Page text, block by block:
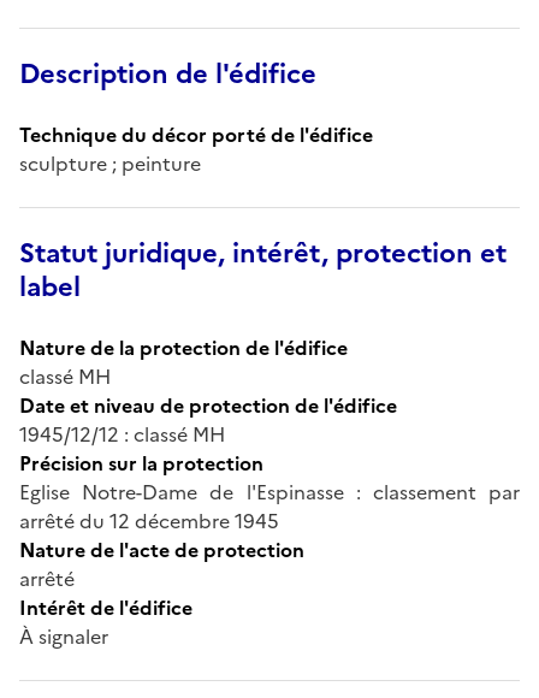
Description de l'édifice
Technique du décor porté de l'édifice
sculpture ; peinture
Statut juridique, intérêt, protection et
label
Nature de la protection de l'édifice
classé MH
Date et niveau de protection de l'édifice
1945/12/12 : classé MH
Précision sur la protection
Eglise Notre-Dame de l'Espinasse : classement par
arrêté du 12 décembre 1945
Nature de l'acte de protection
arrêté
Intérêt de l'édifice
À signaler